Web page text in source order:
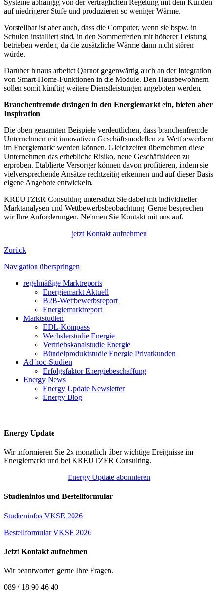
Systeme abhängig von der vertraglichen Regelung mit dem Kunden
auf niedrigerer Stufe und produzieren so weniger Wärme.
Vorstellbar ist aber auch, dass die Computer, wenn sie bspw. in
Schulen installiert sind, in den Sommerferien mit höherer Leistung
betrieben werden, da die zusätzliche Wärme dann nicht stören
würde.
Darüber hinaus arbeitet Qarnot gegenwärtig auch an der Integration
von Smart-Home-Funktionen in die Module. Den Hausbewohnern
sollen somit künftig weitere Dienstleistungen angeboten werden.
Branchenfremde drängen in den Energiemarkt ein, bieten aber
Inspiration
Die oben genannten Beispiele verdeutlichen, dass branchenfremde
Unternehmen mit innovativen Geschäftsmodellen zu Wettbewerbern
im Energiemarkt werden können. Gleichzeiten übernehmen diese
Unternehmen das erhebliche Risiko, neue Geschäftsideen zu
erproben. Etablierte Versorger können davon profitieren, indem sie
vielversprechende Ansätze rechtzeitig erkennen und auf dieser Basis
eigene Angebote entwickeln.
KREUTZER Consulting unterstützt Sie dabei mit individueller
Marktanalysen und Wettbewerbsbeobachtung. Gerne besprechen
wir Ihre Anforderungen. Nehmen Sie Kontakt mit uns auf.
jetzt Kontakt aufnehmen
Zurück
Navigation überspringen
regelmäßige Marktreports
Energiemarkt Aktuell
B2B-Wettbewerbsreport
Energiemarktreport
Marktstudien
EDL-Kompass
Wechslerstudie Energie
Vertriebskanalstudie Energie
Bündelproduktstudie Energie Privatkunden
Ad hoc-Studien
Erfolgsfaktor Energiebeschaffung
Energy News
Energy Update Newsletter
Energy Blog
Energy Update
Wir informieren Sie 2x monatlich über wichtige Ereignisse im
Energiemarkt und bei KREUTZER Consulting.
Energy Update abonnieren
Studieninfos und Bestellformular
Studieninfos VKSE 2026
Bestellformular VKSE 2026
Jetzt Kontakt aufnehmen
Wir beantworten gerne Ihre Fragen.
089 / 18 90 46 40